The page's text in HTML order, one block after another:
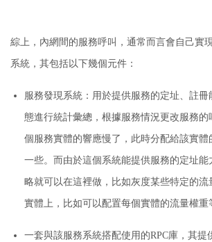
綜上，內網間的服務呼叫，通常而言會自己實
系統，其包括以下幾個元件：
服務發現系統： 用於提供服務的定址、註
態進行統計彙總，根據服務情況更改服務的
個服務實體的響應慢了，此時分配給該實
一些。 而由於這個系統能提供服務的定址
略就可以在這裡做，比如灰度某些特定的流
實體上，比如可以配置每個實體的流量權重
一套與該服務系統搭配使用的RPC庫，其提